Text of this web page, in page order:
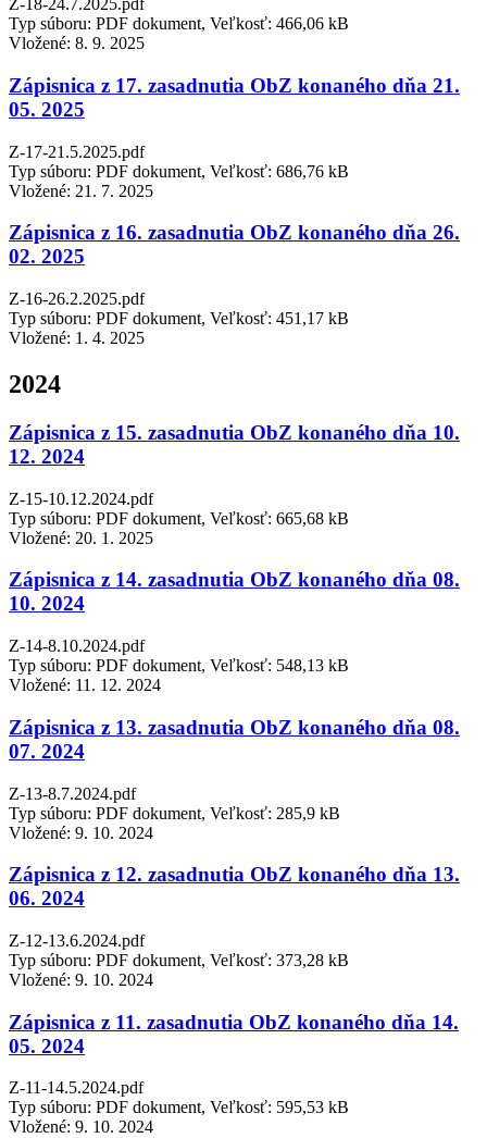
Z-18-24.7.2025.pdf
Typ súboru: PDF dokument, Veľkosť: 466,06 kB
Vložené: 8. 9. 2025
Zápisnica z 17. zasadnutia ObZ konaného dňa 21.
05. 2025
Z-17-21.5.2025.pdf
Typ súboru: PDF dokument, Veľkosť: 686,76 kB
Vložené: 21. 7. 2025
Zápisnica z 16. zasadnutia ObZ konaného dňa 26.
02. 2025
Z-16-26.2.2025.pdf
Typ súboru: PDF dokument, Veľkosť: 451,17 kB
Vložené: 1. 4. 2025
2024
Zápisnica z 15. zasadnutia ObZ konaného dňa 10.
12. 2024
Z-15-10.12.2024.pdf
Typ súboru: PDF dokument, Veľkosť: 665,68 kB
Vložené: 20. 1. 2025
Zápisnica z 14. zasadnutia ObZ konaného dňa 08.
10. 2024
Z-14-8.10.2024.pdf
Typ súboru: PDF dokument, Veľkosť: 548,13 kB
Vložené: 11. 12. 2024
Zápisnica z 13. zasadnutia ObZ konaného dňa 08.
07. 2024
Z-13-8.7.2024.pdf
Typ súboru: PDF dokument, Veľkosť: 285,9 kB
Vložené: 9. 10. 2024
Zápisnica z 12. zasadnutia ObZ konaného dňa 13.
06. 2024
Z-12-13.6.2024.pdf
Typ súboru: PDF dokument, Veľkosť: 373,28 kB
Vložené: 9. 10. 2024
Zápisnica z 11. zasadnutia ObZ konaného dňa 14.
05. 2024
Z-11-14.5.2024.pdf
Typ súboru: PDF dokument, Veľkosť: 595,53 kB
Vložené: 9. 10. 2024